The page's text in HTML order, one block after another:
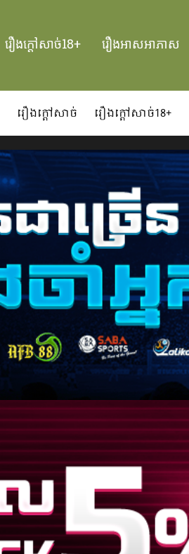
រឿងក្ដៅសាច់18+ រឿងអាសអាភាស
រឿងក្ដៅសាច់ រឿងក្ដៅសាច់18+